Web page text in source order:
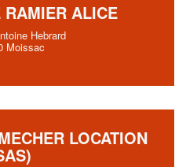
RAMIER ALICE
Hebrard
Moissac
LOCATION